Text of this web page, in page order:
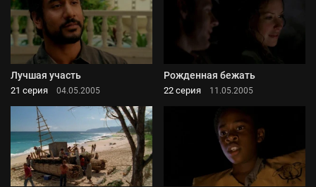
Лучшая участь
21 серия 04.05.2005
Рожденная бежать
22 серия 11.05.2005